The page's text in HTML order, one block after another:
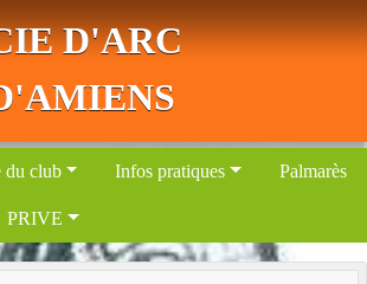
D'ARC
du club Infos pratiques Palmarès
PRIVE
cookies